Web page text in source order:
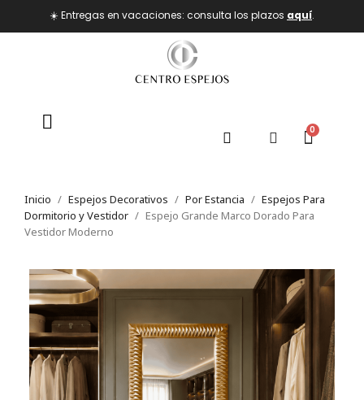
☀️ Entregas en vacaciones: consulta los plazos aquí.
Inicio Espejos Decorativos Por Estancia
Espejos Para
Dormitorio y Vestidor
Espejo Grande Marco Dorado Para
Vestidor Moderno